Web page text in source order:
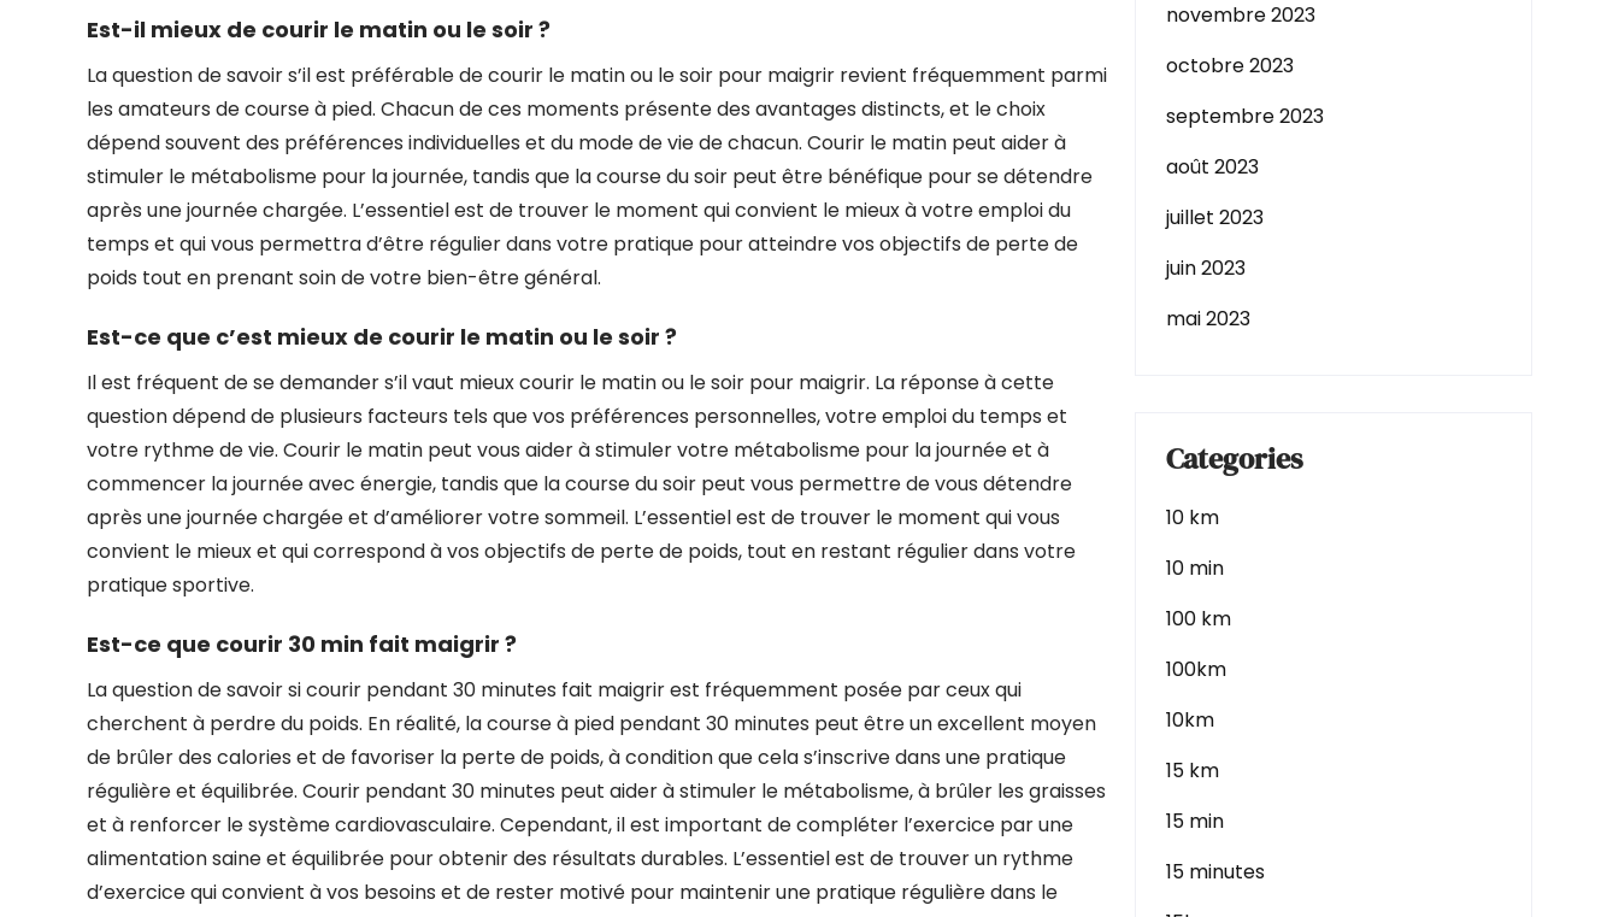
Est-il mieux de courir le matin ou le soir ?
La question de savoir s’il est préférable de courir le matin ou le soir pour maigrir revient fréquemment parmi
les amateurs de course à pied. Chacun de ces moments présente des avantages distincts, et le choix
dépend souvent des préférences individuelles et du mode de vie de chacun. Courir le matin peut aider à
stimuler le métabolisme pour la journée, tandis que la course du soir peut être bénéfique pour se détendre
après une journée chargée. L’essentiel est de trouver le moment qui convient le mieux à votre emploi du
temps et qui vous permettra d’être régulier dans votre pratique pour atteindre vos objectifs de perte de
poids tout en prenant soin de votre bien-être général.
Est-ce que c’est mieux de courir le matin ou le soir ?
Il est fréquent de se demander s’il vaut mieux courir le matin ou le soir pour maigrir. La réponse à cette
question dépend de plusieurs facteurs tels que vos préférences personnelles, votre emploi du temps et
votre rythme de vie. Courir le matin peut vous aider à stimuler votre métabolisme pour la journée et à
commencer la journée avec énergie, tandis que la course du soir peut vous permettre de vous détendre
après une journée chargée et d’améliorer votre sommeil. L’essentiel est de trouver le moment qui vous
convient le mieux et qui correspond à vos objectifs de perte de poids, tout en restant régulier dans votre
pratique sportive.
Est-ce que courir 30 min fait maigrir ?
La question de savoir si courir pendant 30 minutes fait maigrir est fréquemment posée par ceux qui
cherchent à perdre du poids. En réalité, la course à pied pendant 30 minutes peut être un excellent moyen
de brûler des calories et de favoriser la perte de poids, à condition que cela s’inscrive dans une pratique
régulière et équilibrée. Courir pendant 30 minutes peut aider à stimuler le métabolisme, à brûler les graisses
et à renforcer le système cardiovasculaire. Cependant, il est important de compléter l’exercice par une
alimentation saine et équilibrée pour obtenir des résultats durables. L’essentiel est de trouver un rythme
d’exercice qui convient à vos besoins et de rester motivé pour maintenir une pratique régulière dans le
novembre 2023
octobre 2023
septembre 2023
août 2023
juillet 2023
juin 2023
mai 2023
Categories
10 km
10 min
100 km
100km
10km
15 km
15 min
15 minutes